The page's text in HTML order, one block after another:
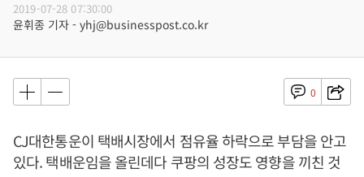
2019-07-28 07:30:00
윤휘종 기자 - yhj@businesspost.co.kr
0
CJ대한통운이 택배시장에서 점유율 하락으로 부담을 안고
있다. 택배운임을 올린데다 쿠팡의 성장도 영향을 끼친 것